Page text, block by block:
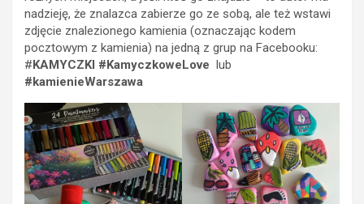
nadzieję, że znalazca zabierze go ze sobą, ale też wstawi
zdjęcie znalezionego kamienia (oznaczając kodem
pocztowym z kamienia) na jedną z grup na Facebooku:
#KAMYCZKI #KamyczkoweLove lub
#kamienieWarszawa